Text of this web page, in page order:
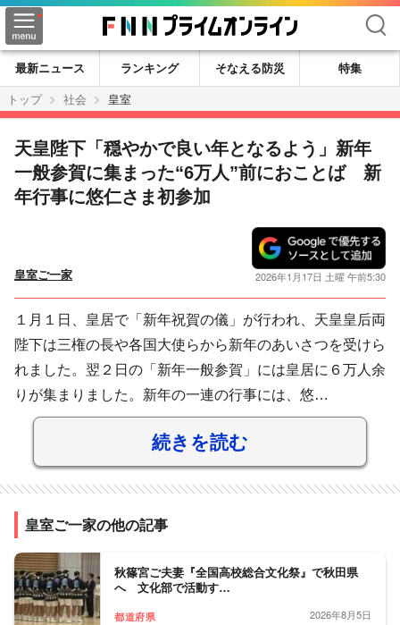
検索
最新ニュース ランキング そなえる防災
特集
トップ
社会 皇室
天皇陛下「穏やかで良い年となるよう」新年
一般参賀に集まった“6万人”前におことば 新
年行事に悠仁さま初参加
皇室ご一家 2026年1月17日 土曜 午前5:30
１月１日、皇居で「新年祝賀の儀」が行われ、天皇皇后両
陛下は三権の長や各国大使らから新年のあいさつを受けら
れました。翌２日の「新年一般参賀」には皇居に６万人余
りが集まりました。新年の一連の行事には、悠…
続きを読む
皇室ご一家の他の記事
秋篠宮ご夫妻『全国高校総合文化祭』で秋田県
へ 文化部で活動す…
都道府県 2026年8月5日